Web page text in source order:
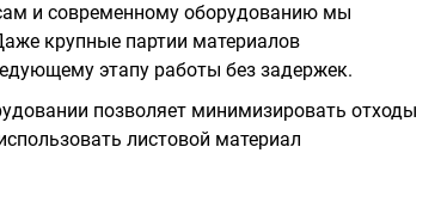
и современному оборудованию мы
крупные партии материалов
этапу работы без задержек.
позволяет минимизировать отходы
листовой материал